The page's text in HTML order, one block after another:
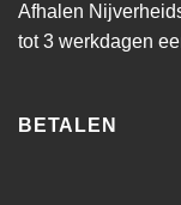
Afhalen
tot 3 werkdagen
BETALEN